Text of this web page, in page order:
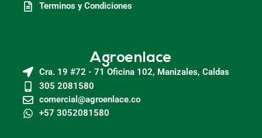
Terminos y Condiciones
Agroenlace
Cra. 19 #72 - 71 Oficina 102, Manizales, Caldas
305 2081580
comercial@agroenlace.co
+57 3052081580